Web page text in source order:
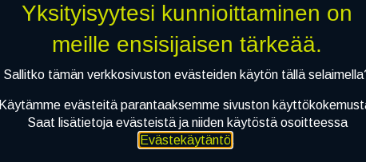
Yksityisyytesi kunnioittaminen on
meille ensisijaisen tärkeää.
Sallitko tämän verkkosivuston evästeiden käytön tällä
Käytämme evästeitä parantaaksemme sivuston
Saat lisätietoja evästeistä ja niiden käytöstä osoitteessa
Evästekäytäntö.